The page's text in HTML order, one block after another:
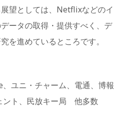
望としては、Netflixなどのイ
ータの取得・提供すべく、デ
を進めているところです。
ユニ・チャーム、電通、博報
ント、民放キー局 他多数